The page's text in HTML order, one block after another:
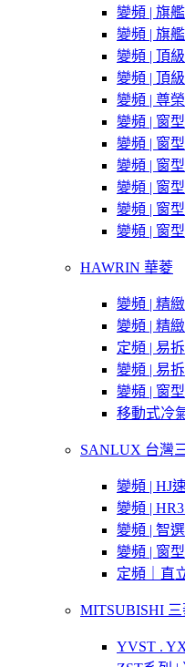
變頻 | 旗
變頻 | 旗
變頻 | 頂
變頻 | 頂
變頻 | 尊
變頻 | 窗
變頻 | 窗
變頻 | 窗
變頻 | 窗
變頻 | 窗
變頻 | 窗
HAWRIN 華菱
變頻 | 精
變頻 | 精
定頻 | 易
變頻 | 易
變頻 | 窗
移動式冷
SANLUX 台灣
變頻 | HJ
變頻 |
變頻 | 智
變頻 | 窗
定頻｜直
MITSUBISHI 三
YVST .